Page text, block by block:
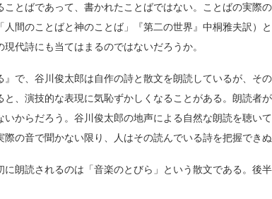
ことばであって、書かれたことばではない。ことばの実際
人間のことばと神のことば」『第二の世界』中桐雅夫訳）
代詩にも当てはまるのではないだろうか。
で、谷川俊太郎は自作の詩と散文を朗読しているが、そ
と、演技的な表現に気恥ずかしくなることがある。朗読者
いからだろう。谷川俊太郎の地声による自然な朗読を聴い
の音で聞かない限り、人はその読んでいる詩を把握でき
朗読されるのは「音楽のとびら」という散文である。後